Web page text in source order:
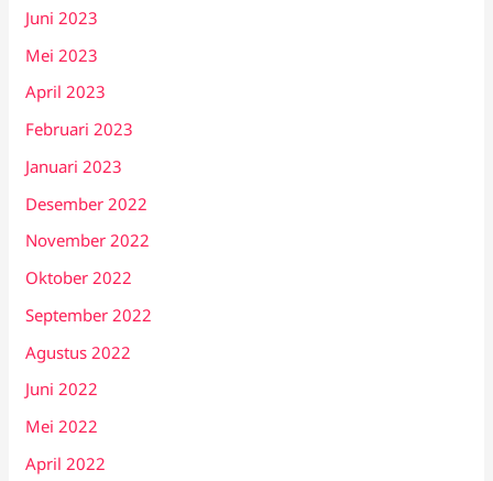
Juni 2023
Mei 2023
April 2023
Februari 2023
Januari 2023
Desember 2022
November 2022
Oktober 2022
September 2022
Agustus 2022
Juni 2022
Mei 2022
April 2022